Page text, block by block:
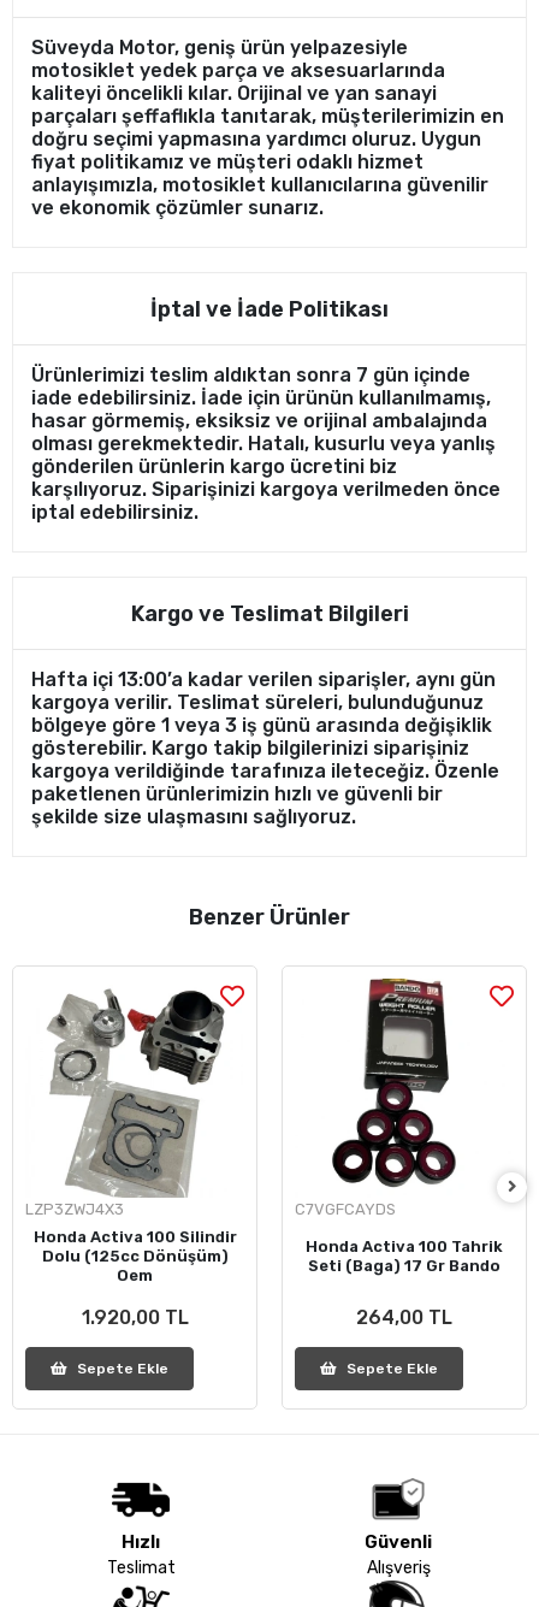
Süveyda Motor, geniş ürün yelpazesiyle
motosiklet yedek parça ve aksesuarlarında
kaliteyi öncelikli kılar. Orijinal ve yan sanayi
parçaları şeffaflıkla tanıtarak, müşterilerimizin en
doğru seçimi yapmasına yardımcı oluruz. Uygun
fiyat politikamız ve müşteri odaklı hizmet
anlayışımızla, motosiklet kullanıcılarına güvenilir
ve ekonomik çözümler sunarız.
İptal ve İade Politikası
Ürünlerimizi teslim aldıktan sonra 7 gün içinde
iade edebilirsiniz. İade için ürünün kullanılmamış,
hasar görmemiş, eksiksiz ve orijinal ambalajında
olması gerekmektedir. Hatalı, kusurlu veya yanlış
gönderilen ürünlerin kargo ücretini biz
karşılıyoruz. Siparişinizi kargoya verilmeden önce
iptal edebilirsiniz.
Kargo ve Teslimat Bilgileri
Hafta içi 13:00’a kadar verilen siparişler, aynı gün
kargoya verilir. Teslimat süreleri, bulunduğunuz
bölgeye göre 1 veya 3 iş günü arasında değişiklik
gösterebilir. Kargo takip bilgilerinizi siparişiniz
kargoya verildiğinde tarafınıza ileteceğiz. Özenle
paketlenen ürünlerimizin hızlı ve güvenli bir
şekilde size ulaşmasını sağlıyoruz.
Benzer Ürünler
LZP3ZWJ4X3
Honda Activa 100 Silindir
Dolu (125cc Dönüşüm)
Oem
1.920,00 TL
Sepete Ekle
C7VGFCAYDS
Honda Activa 100 Tahrik
Seti (Baga) 17 Gr Bando
264,00 TL
Sepete Ekle
Hızlı
Teslimat
Güvenli
Alışveriş